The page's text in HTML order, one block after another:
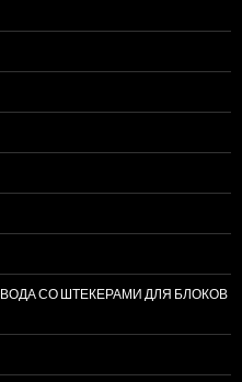
СО ШТЕКЕРАМИ ДЛЯ БЛОКОВ